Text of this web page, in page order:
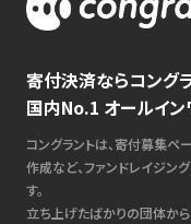
寄付決済ならコング
国内No.1 オールイ
コングラントは、寄付募集ペ
作成など、ファンドレイジ
す。
立ち上げたばかりの団体か